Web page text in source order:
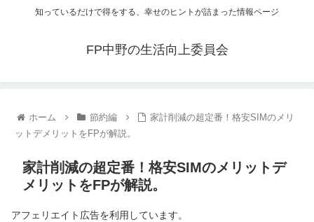
知っているだけで得をする、幸せのヒントが詰まった情報ページ
FP中野の生活向上委員会
ホーム 節約編
家計削減の超定番！格安SIMのメリ
ットデメリットをFPが解説。
家計削減の超定番！格安SIMのメリットデ
メリットをFPが解説。
アフェリエイト広告を利用しています。